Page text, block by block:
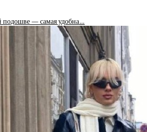
подошве — самая удобна…